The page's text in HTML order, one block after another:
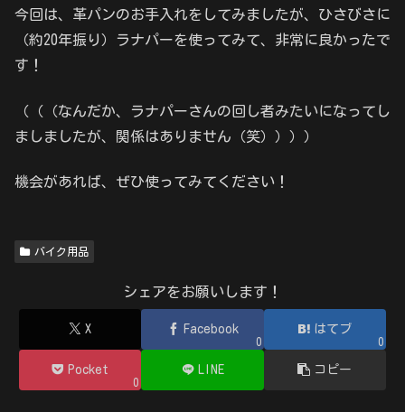
今回は、革パンのお手入れをしてみましたが、ひさびさに
（約20年振り）ラナパーを使ってみて、非常に良かったで
す！
（（（なんだか、ラナパーさんの回し者みたいになってし
ましましたが、関係はありません（笑））））
機会があれば、ぜひ使ってみてください！
バイク用品
シェアをお願いします！
X Facebook
0
はてブ
0
Pocket
0
LINE コピー